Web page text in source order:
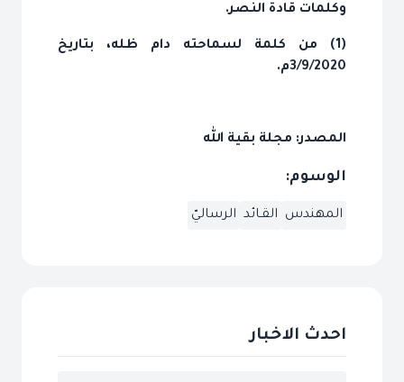
وكلمات قادة النصر.
(1) من كلمة لسماحته دام ظله، بتاريخ
3/9/2020م.
المصدر: مجلة بقية الله
الوسوم:
المهندس القـائد الرساليّ
احدث الاخبار